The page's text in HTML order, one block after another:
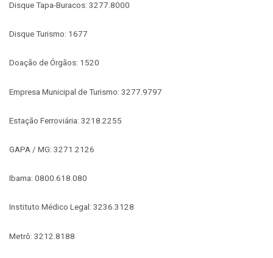
Disque Tapa-Buracos: 3277.8000
Disque Turismo: 1677
Doação de Órgãos: 1520
Empresa Municipal de Turismo: 3277.9797
Estação Ferroviária: 3218.2255
GAPA / MG: 3271.2126
Ibama: 0800.618.080
Instituto Médico Legal: 3236.3128
Metrô: 3212.8188